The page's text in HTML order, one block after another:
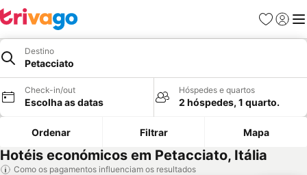
Favoritos
Iniciar
Destino
Petacciato
Check-in/out
Escolha as datas
Hóspedes e quartos
2 hóspedes, 1 quarto.
Ordenar Filtrar Mapa
Hotéis económicos em Petacciato, Itália
Como os pagamentos influenciam os resultados